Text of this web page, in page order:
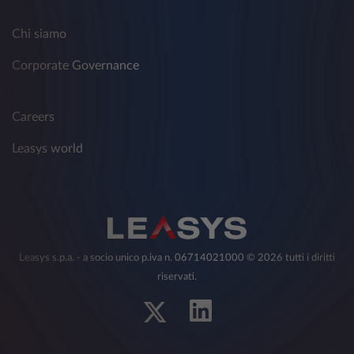
Chi siamo
Corporate Governance
Careers
Leasys world
Leasys s.p.a. - a socio unico p.iva n. 06714021000 © 2026 tutti i diritti
riservati.